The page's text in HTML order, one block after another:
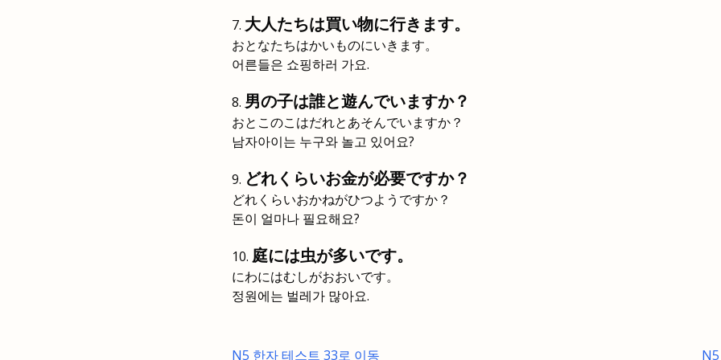
大人たちは買い物に行きます。
おとなたちはかいものにいきます。
어른들은 쇼핑하러 가요.
男の子は誰と遊んでいますか？
おとこのこはだれとあそんでいますか？
남자아이는 누구와 놀고 있어요?
どれくらいお金が必要ですか？
どれくらいおかねがひつようですか？
돈이 얼마나 필요해요?
庭には虫が多いです。
にわにはむしがおおいです。
정원에는 벌레가 많아요.
N5 한자 테스트 33로 이동